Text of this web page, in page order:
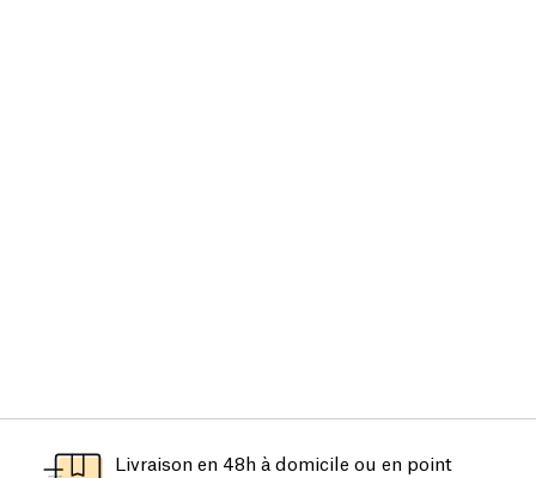
Livraison en 48h à domicile ou en point